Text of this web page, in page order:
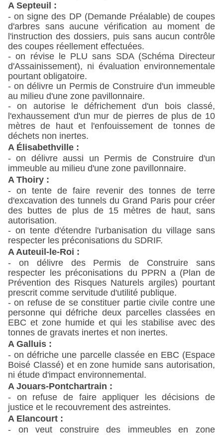
A Septeuil :
- on signe des DP (Demande Préalable) de coupes
d'arbres sans aucune vérification au moment de
l'instruction des dossiers, puis sans aucun contrôle
des coupes réellement effectuées.
- on révise le PLU sans SDA (Schéma Directeur
d'Assainissement), ni évaluation environnementale
pourtant obligatoire.
- on délivre un Permis de Construire d'un immeuble
au milieu d'une zone pavillonnaire.
- on autorise le défrichement d'un bois classé,
l'exhaussement d'un mur de pierres de plus de 10
mètres de haut et l'enfouissement de tonnes de
déchets non inertes.
A Élisabethville :
- on délivre aussi un Permis de Construire d'un
immeuble au milieu d'une zone pavillonnaire.
A Thoiry :
- on tente de faire revenir des tonnes de terre
d'excavation des tunnels du Grand Paris pour créer
des buttes de plus de 15 mètres de haut, sans
autorisation.
- on tente d'étendre l'urbanisation du village sans
respecter les préconisations du SDRIF.
A Auteuil-le-Roi :
- on délivre des Permis de Construire sans
respecter les préconisations du PPRN a (Plan de
Prévention des Risques Naturels argiles) pourtant
prescrit comme servitude d'utilité publique.
- on refuse de se constituer partie civile contre une
personne qui défriche deux parcelles classées en
EBC et zone humide et qui les stabilise avec des
tonnes de gravats inertes et non inertes.
A Galluis :
- on défriche une parcelle classée en EBC (Espace
Boisé Classé) et en zone humide sans autorisation,
ni étude d'impact environnemental.
A Jouars-Pontchartrain :
- on refuse de faire appliquer les décisions de
justice et le recouvrement des astreintes.
A Elancourt :
- on veut construire des immeubles en zone